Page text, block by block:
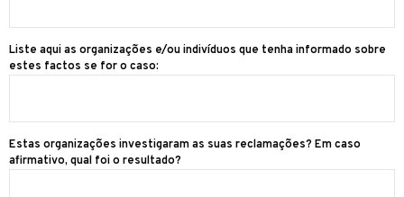
Liste aqui as organizações e/ou indivíduos que tenha informado sobre
estes factos se for o caso:
Estas organizações investigaram as suas reclamações? Em caso
afirmativo, qual foi o resultado?